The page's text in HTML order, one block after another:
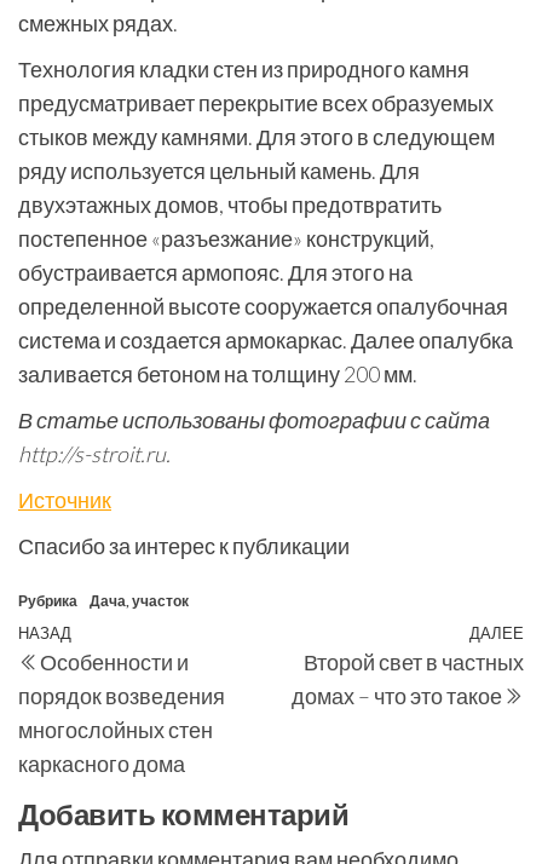
смежных рядах.
Технология кладки стен из природного камня
предусматривает перекрытие всех образуемых
стыков между камнями. Для этого в следующем
ряду используется цельный камень. Для
двухэтажных домов, чтобы предотвратить
постепенное «разъезжание» конструкций,
обустраивается армопояс. Для этого на
определенной высоте сооружается опалубочная
система и создается армокаркас. Далее опалубка
заливается бетоном на толщину 200 мм.
В статье использованы фотографии с сайта
http://s-stroit.ru.
Источник
Спасибо за интерес к публикации
Рубрика Дача, участок
Навигация
по
записям
Предыдущая
запись
НАЗАД
Особенности и
порядок возведения
многослойных стен
каркасного дома
ДАЛЕЕ
Второй свет в частных
домах – что это такое
Добавить комментарий